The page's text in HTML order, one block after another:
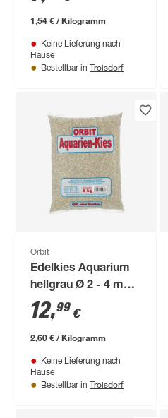
1,54 € / Kilogramm
Keine Lieferung nach
Hause
Bestellbar in Troisdorf
Orbit
Edelkies Aquarium
hellgrau Ø 2 - 4 mm
5 kg
12,99 €
2,60 € / Kilogramm
Keine Lieferung nach
Hause
Bestellbar in Troisdorf